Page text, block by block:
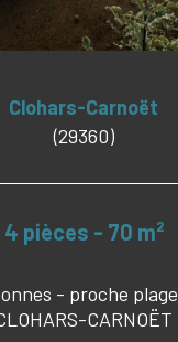
Clohars-Carnoët
(29360)
4 pièces - 70 m²
- proche
CARNOËT